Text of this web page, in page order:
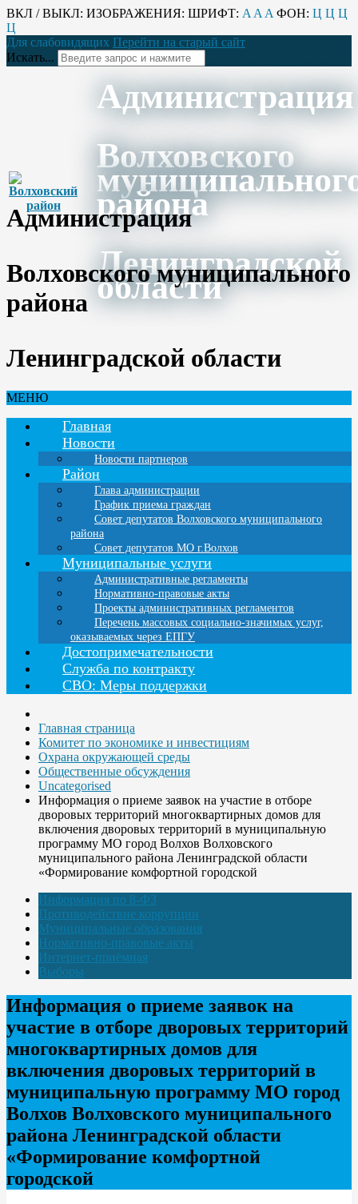
ВКЛ / ВЫКЛ: ИЗОБРАЖЕНИЯ: ШРИФТ: A A A ФОН: Ц Ц Ц
Ц
Для слабовидящих Перейти на старый сайт
Искать...
Администрация
Волховского
района
Ленинградской
области
Администрация
Волховского муниципального
района
Ленинградской области
МЕНЮ
Главная
Новости
Новости партнеров
Район
Глава администрации
График приема граждан
Совет депутатов Волховского муниципального
района
Совет депутатов МО г.Волхов
Муниципальные услуги
Административные регламенты
Нормативно-правовые акты
Проекты административных регламентов
Перечень массовых социально-значимых услуг,
оказываемых через ЕПГУ
Достопримечательности
Служба по контракту
СВО: Меры поддержки
Главная страница
Комитет по экономике и инвестициям
Охрана окружающей среды
Общественные обсуждения
Uncategorised
Информация о приеме заявок на участие в отборе
дворовых территорий многоквартирных домов для
включения дворовых территорий в муниципальную
программу МО город Волхов Волховского
муниципального района Ленинградской области
«Формирование комфортной городской
Информация по 8-ФЗ
Противодействие коррупции
Муниципальные образования
Нормативно-правовые акты
Интернет-приёмная
Выборы
Информация о приеме заявок на
участие в отборе дворовых территорий
многоквартирных домов для
включения дворовых территорий в
муниципальную программу МО город
Волхов Волховского муниципального
района Ленинградской области
«Формирование комфортной
городской